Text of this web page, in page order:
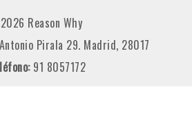
Reason Why
Pirala 29. Madrid, 28017
91 8057172